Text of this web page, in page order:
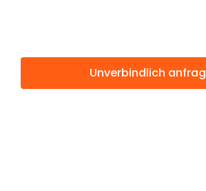
Unverbindlich